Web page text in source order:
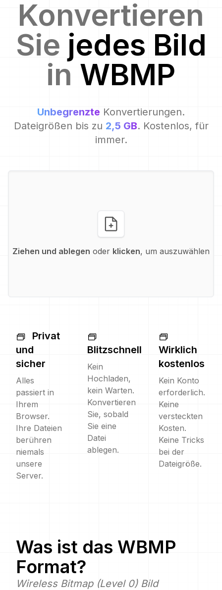
Konvertieren
Sie jedes Bild
in WBMP
Unbegrenzte Konvertierungen.
Dateigrößen bis zu 2,5 GB. Kostenlos, für
immer.
Ziehen und ablegen oder klicken, um auszuwählen
Privat
und
sicher
Alles
passiert in
Ihrem
Browser.
Ihre Dateien
berühren
niemals
unsere
Server.
Blitzschnell
Kein
Hochladen,
kein Warten.
Konvertieren
Sie, sobald
Sie eine
Datei
ablegen.
Wirklich
kostenlos
Kein Konto
erforderlich.
Keine
versteckten
Kosten.
Keine Tricks
bei der
Dateigröße.
Was ist das WBMP
Format?
Wireless Bitmap (Level 0) Bild